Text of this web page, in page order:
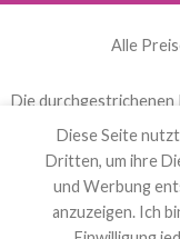
Alle
Die durchgestrichenen
Diese Seite
Dritten, um ihre
und Werbung
anzuzeigen. Ich
العربية(
Nederlands